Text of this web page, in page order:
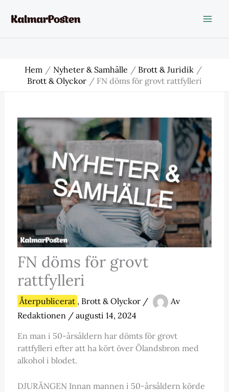
Hem Nyheter & Samhälle
Brott & Juridik
Brott & Olyckor
FN döms för grovt rattfylleri
FN döms för grovt
rattfylleri
Återpublicerat , Brott & Olyckor/
Av
Redaktionen / augusti 14, 2024
En man i 50-årsåldern har dömts för grovt
rattfylleri efter att ha kört över Ölandsbron med
alkohol i blodet.
DJURÄNGEN Innan mannen i 50-årsåldern körde